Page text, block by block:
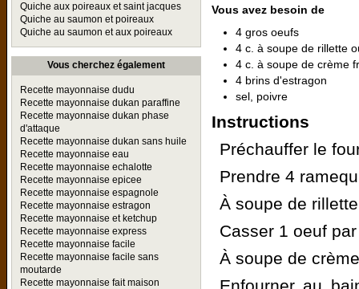
Quiche aux poireaux et saint jacques
Quiche au saumon et poireaux
Quiche au saumon et aux poireaux
Vous cherchez également
Recette mayonnaise dudu
Recette mayonnaise dukan paraffine
Recette mayonnaise dukan phase
d'attaque
Recette mayonnaise dukan sans huile
Recette mayonnaise eau
Recette mayonnaise echalotte
Recette mayonnaise epicee
Recette mayonnaise espagnole
Recette mayonnaise estragon
Recette mayonnaise et ketchup
Recette mayonnaise express
Recette mayonnaise facile
Recette mayonnaise facile sans
moutarde
Recette mayonnaise fait maison
Vous avez besoin de
4 gros oeufs
4 c. à soupe de rillette
4 c. à soupe de crème
4 brins d'estragon
sel, poivre
Instructions
Préchauffer le
Prendre 4
À soupe de
Casser 1 oeuf
À soupe de
Enfourner au